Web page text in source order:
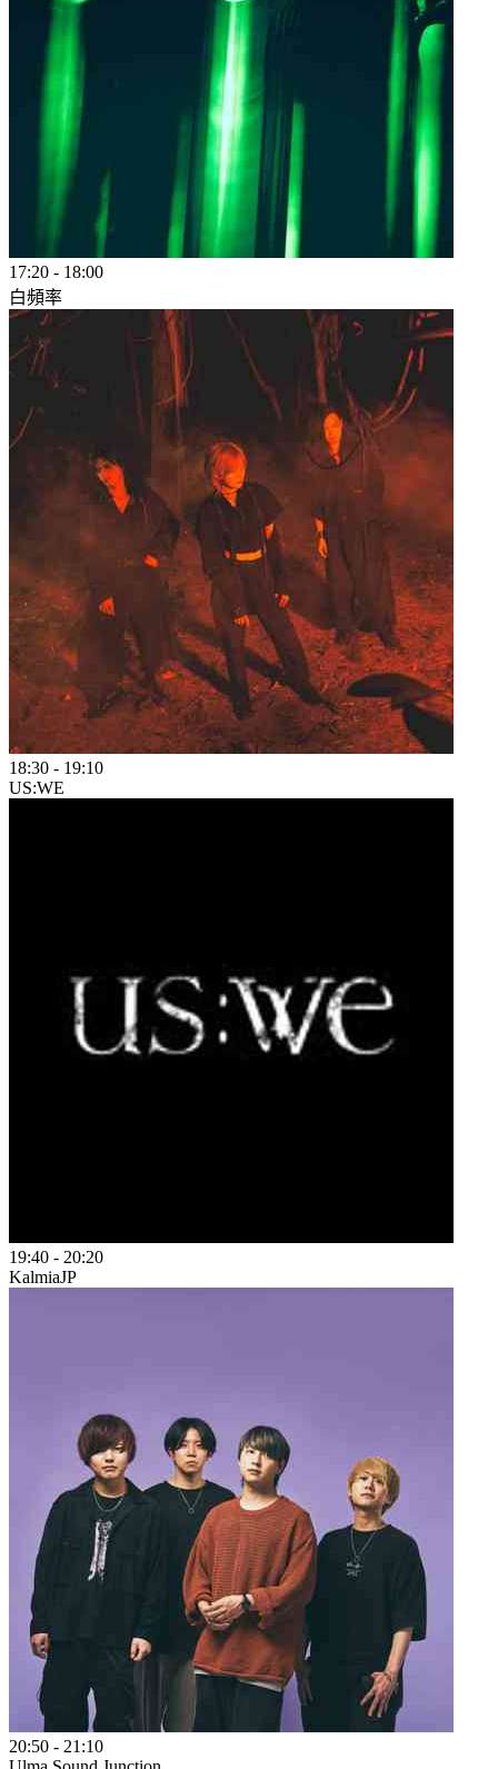
17:20 - 18:00
白頻率
18:30 - 19:10
US:WE
19:40 - 20:20
KalmiaJP
20:50 - 21:10